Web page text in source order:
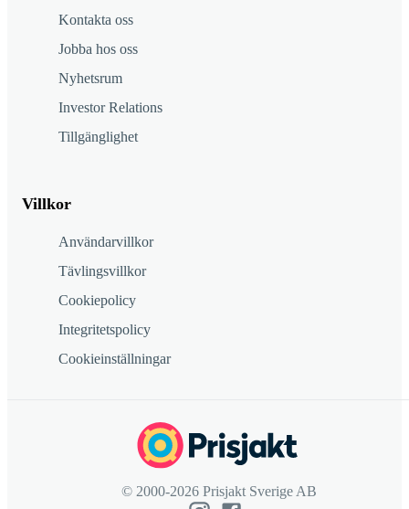
Kontakta oss
Jobba hos oss
Nyhetsrum
Investor Relations
Tillgänglighet
Villkor
Användarvillkor
Tävlingsvillkor
Cookiepolicy
Integritetspolicy
Cookieinställningar
© 2000-2026 Prisjakt Sverige AB